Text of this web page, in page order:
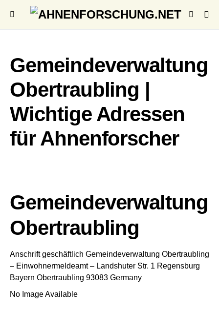
Gemeindeverwaltung
Obertraubling |
Wichtige Adressen
für Ahnenforscher
Gemeindeverwaltung
Obertraubling
Anschrift geschäftlich Gemeindeverwaltung Obertraubling
– Einwohnermeldeamt – Landshuter Str. 1 Regensburg
Bayern Obertraubling 93083 Germany
No Image Available